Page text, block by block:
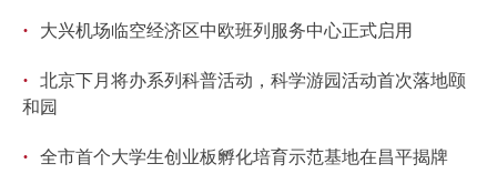
· 大兴机场临空经济区中欧班列服务中心正式启用
·
北京下月将办系列科普活动，科学游园活动首次落地颐
和园
· 全市首个大学生创业板孵化培育示范基地在昌平揭牌